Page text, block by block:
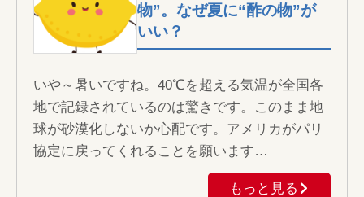
物”。なぜ夏に“酢の物”が
いい？
いや～暑いですね。40℃を超える気温が全国各
地で記録されているのは驚きです。このまま地
球が砂漠化しないか心配です。アメリカがパリ
協定に戻ってくれることを願います…
もっと見る